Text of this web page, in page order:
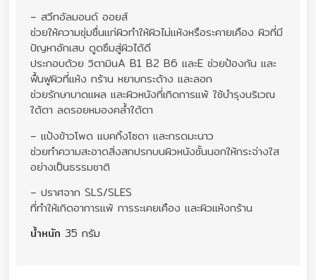
– สวีทอัลมอนด์ ออยส์
ช่วยให้ความชุ่มชื่นแก่ผิวทำให้ผิวไม่แห้งหรือระคายเคือง ผิวที่มี
ปัญหาอักเสบ ดูดซึมสู่ผิวได้ดี
ประกอบด้วย วิตามินA B1 B2 B6 และE ช่วยป้องกัน และ
ฟื้นฟูผิวที่แห้ง กร้าน หยาบกระด้าง และลอก
ช่วยรักษาบาดแผล และผิวหนังที่เกิดการแพ้ ใช้บำรุงบริเวณ
ใต้ตา ลดรอยหมองคล้ำใต้ตา
– แป้งข้าวโพด แบคกิ้งโซดา และกรดมะนาว
ช่วยทำความสะอาดสิ่งสกปรกบนผิวหนังชั้นนอกให้กระจ่างใส
อย่างเป็นธรรมชาติ
– ปราศจาก SLS/SLES
ที่ทำให้เกิดอาการแพ้ การระเคยเคือง และผิวแห้งกร้าน
น้ำหนัก 35 กรัม